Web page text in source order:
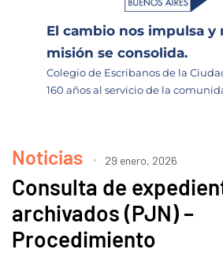
El cambio nos impulsa y
misión se consolida.
Colegio de Escribanos de la
160 años al servicio de la
Noticias 29 enero, 2026
Consulta de
archivados (PJN) –
Procedimiento